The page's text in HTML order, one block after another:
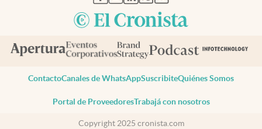
ContactoCanales de WhatsAppSuscribiteQuiénes Somos
Portal de ProveedoresTrabajá con nosotros
Copyright 2025 cronista.com